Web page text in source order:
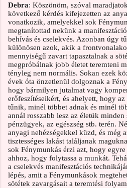
Debra: Köszönöm, szóval
következő kérdés kifejezetten az
vonatkozik, amelyekkel sok
megtanítottad nekünk a
behívás és cselekvés. Azonban úgy
különösen azok, akik a
mennyiségű zavart tapasztalnak a
megpróbálnak jobb életet teremteni
tényleg nem normális. Sokan ezek
évek óta önzetlenül dolgoznak a
hogy bármilyen jutalmat vagy
erőfeszítéseikért, és ahelyett, hogy
tűnik, minél többet adnak és minél
annál rosszabb lesz az életük
pénzügyek, az egészség stb. terén.
anyagi nehézségekkel küzd, és még
tisztességes lakást találjanak
sok Fénymunkás érzi azt, hogy
ahhoz, hogy folytassa a munkát.
a cselekvés manifesztációs
lépés, amit a Fénymunkások
sötétek zavargásait a teremtési